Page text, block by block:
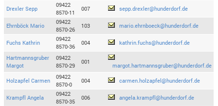
Drexler Sepp
09422
8570-11
007 sepp.drexler@hunderdorf.de
Ehrnböck Mario
09422
8570-26
103 mario.ehrnboeck@hunderdorf.de
Fuchs Kathrin
09422
8570-36
004 kathrin.fuchs@hunderdorf.de
Hartmannsgruber
Margot
09422
8570-29
001
margot.hartmannsgruber@hunderdorf.de
Holzapfel Carmen
09422
8570-0
004 carmen.holzapfel@hunderdorf.de
Krampfl Angela
09422
8570-35
006 angela.krampfl@hunderdorf.de